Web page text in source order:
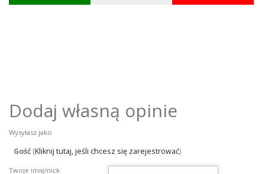
Dodaj własną opinie
Wysyłasz jako
Gość (Kliknij tutaj, jeśli chcesz się zarejestrować)
Twoje imię/nick